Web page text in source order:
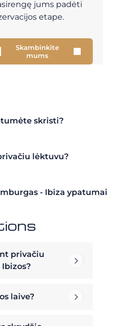
jums padėti
etape.
Skambinkite
mums
skristi?
lėktuvu?
- Ibiza ypatumai
privačiu
laive?